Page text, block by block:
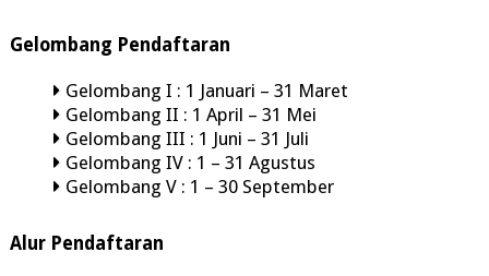
Gelombang Pendaftaran
Gelombang I : 1 Januari – 31 Maret
Gelombang II : 1 April – 31 Mei
Gelombang III : 1 Juni – 31 Juli
Gelombang IV : 1 – 31 Agustus
Gelombang V : 1 – 30 September
Alur Pendaftaran